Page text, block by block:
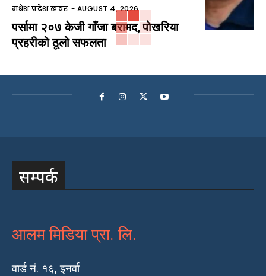
मधेश प्रदेश खवर - AUGUST 4, 2026
पर्सामा २०७ केजी गाँजा बरामद, पोखरिया
प्रहरीको ठूलो सफलता
सम्पर्क
आलम मिडिया प्रा. लि.
वार्ड नं. १६, इनर्वा